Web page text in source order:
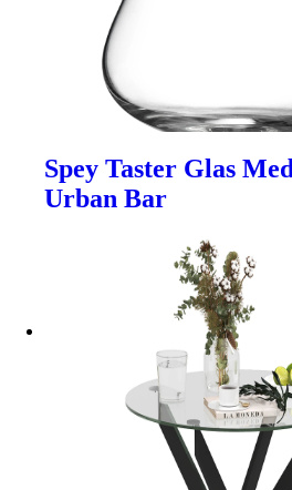
Spey Taster Glas
Urban Bar